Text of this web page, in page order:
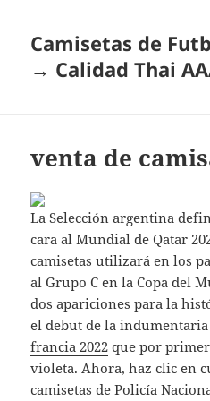
Camisetas de
→ Calidad Thai
venta de
La Selección argentina
cara al Mundial de Qatar
camisetas utilizará en los
al Grupo C en la Copa del
dos apariciones para la
el debut de la
francia 2022 que por
violeta. Ahora, haz clic en
camisetas de Policía